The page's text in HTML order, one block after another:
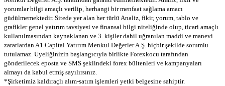
yorumlar bilgi amaçlı verilip, herhangi bir menfaat sağlama amacı
güdülmemektedir. Sitede yer alan her türlü Analiz, fikir, yorum, tablo ve
grafikler genel yatırım tavsiyesi ve finansal bilgi niteliğinde olup, ticari amaçlı
kullanılmasından kaynaklanan ve 3. kişiler dahil uğranılan maddi ve manevi
zararlardan A1 Capital Yatırım Menkul Değerler A.Ş. hiçbir şekilde sorumlu
tutulamaz. Üyeliğinizin başlangıcıyla birlikte Forexkocu tarafından
gönderilecek eposta ve SMS şeklindeki forex bültenleri ve kampanyaları
almayı da kabul etmiş sayılırsınız.
*Şirketimiz kaldıraçlı alım-satım işlemleri yetki belgesine sahiptir.